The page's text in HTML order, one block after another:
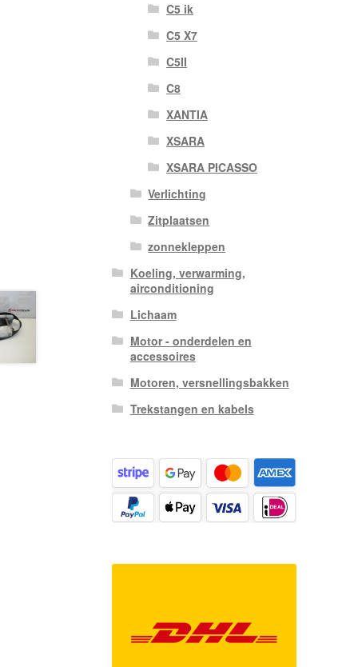
C5 ik
C5 X7
C5II
C8
XANTIA
XSARA
XSARA PICASSO
Verlichting
Zitplaatsen
zonnekleppen
Koeling, verwarming,
airconditioning
Lichaam
Motor - onderdelen en
accessoires
Motoren, versnellingsbakken
Trekstangen en kabels